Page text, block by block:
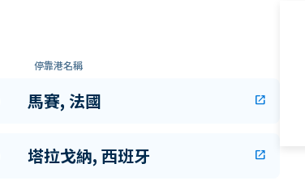
停靠港名稱
馬賽, 法國 open_in_new
塔拉戈納, 西班牙 open_in_new